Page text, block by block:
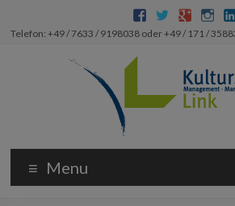
Telefon: +49 / 7633 / 9198038 oder +49 / 171 /
Menu